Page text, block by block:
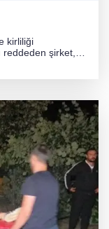
kirliliği
reddeden şirket,